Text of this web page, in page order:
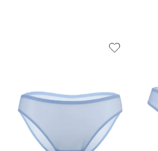
можно
выбрать
на
странице
товара.